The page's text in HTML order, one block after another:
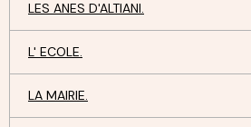
LES ANES D'ALTIANI.
L' ECOLE.
LA MAIRIE.